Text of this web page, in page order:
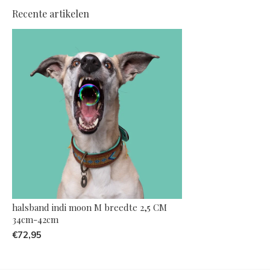
Recente artikelen
halsband indi moon M breedte 2,5 CM
34cm-42cm
€72,95